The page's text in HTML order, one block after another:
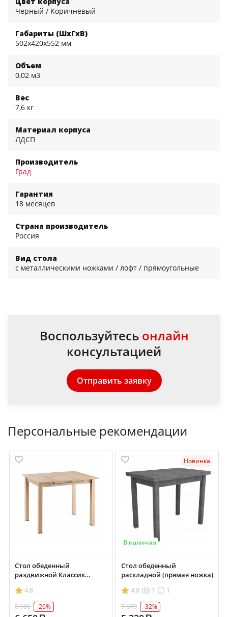
Черный / Коричневый
Габариты (ШхГхВ)
502x420x552 мм
Объем
0,02 м3
Вес
7,6 кг
Материал корпуса
ЛДСП
Производитель
Град
Гарантия
18 месяцев
Страна производитель
Россия
Вид стола
с металлическими ножками / лофт / прямоугольные
Воспользуйтесь онлайн
консультацией
Отправить заявку
Персональные рекомендации
Стол обеденный
раздвижной Классик
4.8
8 980
-26%
Новинка
В наличии
Стол обеденный
раскладной (прямая ножка)
4.8
1
1
7 870
-32%